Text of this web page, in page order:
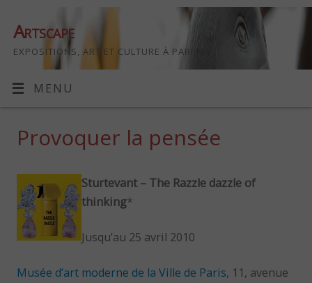
Artscape
EXPOSITIONS, ART ET CULTURE À PARIS
MENU
Provoquer la pensée
Sturtevant – The Razzle dazzle of
thinking*
Jusqu’au 25 avril 2010
Musée d’art moderne de la Ville de Paris, 11, avenue